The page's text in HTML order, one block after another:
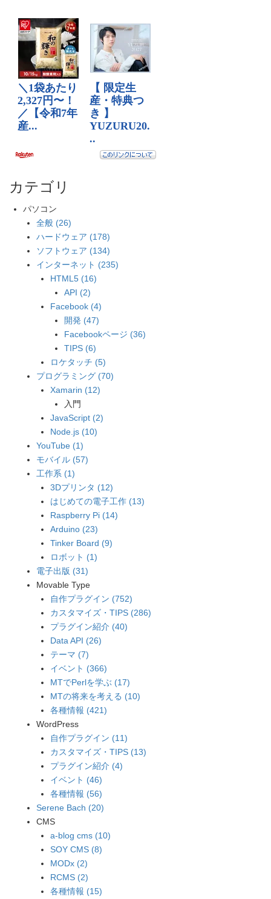
カテゴリ
パソコン
全般 (26)
ハードウェア (178)
ソフトウェア (134)
インターネット (235)
HTML5 (16)
API (2)
Facebook (4)
開発 (47)
Facebookページ (36)
TIPS (6)
ロケタッチ (5)
プログラミング (70)
Xamarin (12)
入門
JavaScript (2)
Node.js (10)
YouTube (1)
モバイル (57)
工作系 (1)
3Dプリンタ (12)
はじめての電子工作 (13)
Raspberry Pi (14)
Arduino (23)
Tinker Board (9)
ロボット (1)
電子出版 (31)
Movable Type
自作プラグイン (752)
カスタマイズ・TIPS (286)
プラグイン紹介 (40)
Data API (26)
テーマ (7)
イベント (366)
MTでPerlを学ぶ (17)
MTの将来を考える (10)
各種情報 (421)
WordPress
自作プラグイン (11)
カスタマイズ・TIPS (13)
プラグイン紹介 (4)
イベント (46)
各種情報 (56)
Serene Bach (20)
CMS
a-blog cms (10)
SOY CMS (8)
MODx (2)
RCMS (2)
各種情報 (15)